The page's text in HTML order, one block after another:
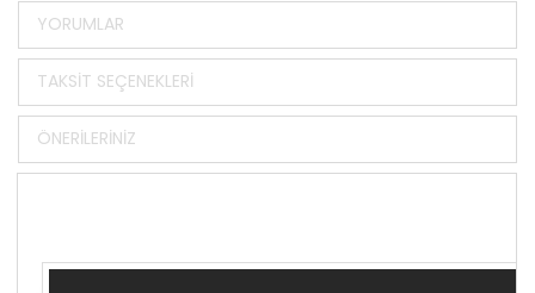
YORUMLAR
TAKSIT SEÇENEKLERI
ÖNERILERINIZ